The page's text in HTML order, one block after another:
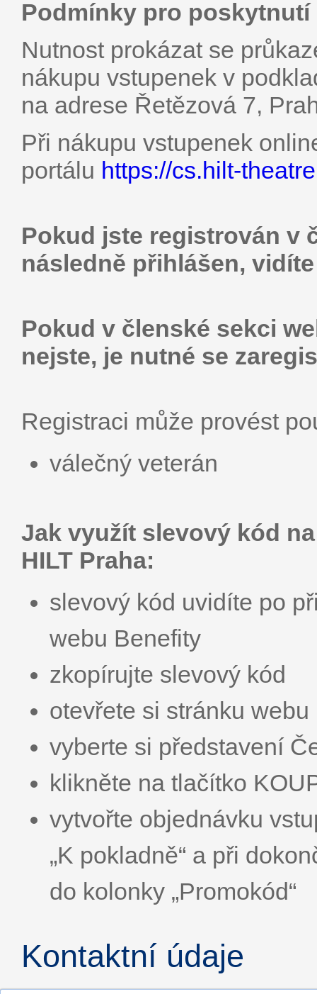
Podmínky pro poskytnutí
Nutnost prokázat se
nákupu vstupenek v
na adrese Řetězová 7,
Při nákupu vstupenek
portálu https://cs.hilt-
Pokud jste registrován v
následně přihlášen,
Pokud v členské sekci
nejste, je nutné se
Registraci může provést
válečný veterán
Jak využít slevový kód
HILT Praha:
slevový kód uvidíte po
webu Benefity
zkopírujte slevový kód
otevřete si stránku webu
vyberte si představení
klikněte na tlačítko
vytvořte objednávku
„K pokladně“ a při
do kolonky „Promokód“
Kontaktní údaje